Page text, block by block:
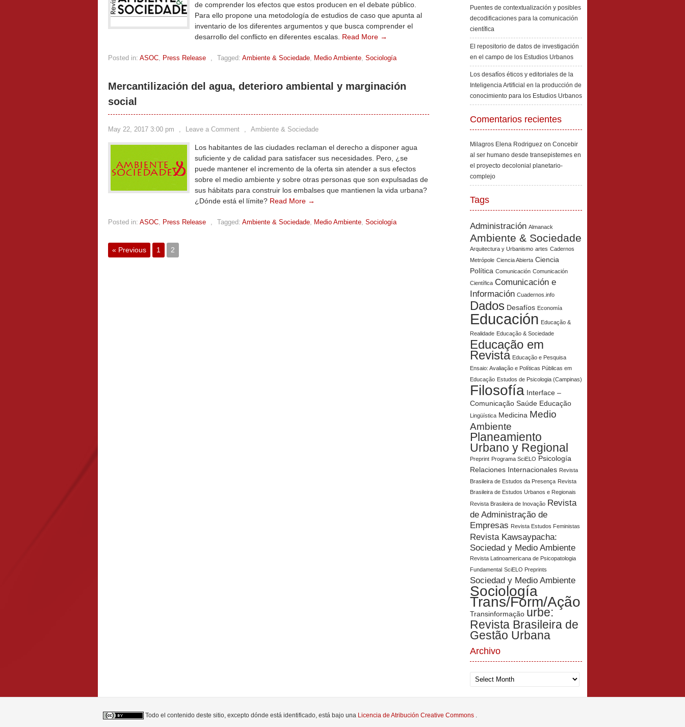
de comprender los efectos que estos producen en el debate público.
Para ello propone una metodología de estudios de caso que apunta al
inventario de los diferentes argumentos y que busca comprender el
desarrollo del conflicto en diferentes escalas. Read More →
Posted in: ASOC, Press Release , Tagged: Ambiente & Sociedade, Medio Ambiente, Sociología
Mercantilización del agua, deterioro ambiental y marginación
social
May 22, 2017 3:00 pm , Leave a Comment , Ambiente & Sociedade
Los habitantes de las ciudades reclaman el derecho a disponer agua
suficiente y de calidad para satisfacer sus necesidades. Pero, ¿se
puede mantener el incremento de la oferta sin atender a sus efectos
sobre el medio ambiente y sobre otras personas que son expulsadas de
sus hábitats para construir los embalses que mantienen la vida urbana?
¿Dónde está el límite? Read More →
Posted in: ASOC, Press Release , Tagged: Ambiente & Sociedade, Medio Ambiente, Sociología
« Previous 1 2
Puentes de contextualización y posibles
decodificaciones para la comunicación
científica
El repositorio de datos de investigación
en el campo de los Estudios Urbanos
Los desafíos éticos y editoriales de la
Inteligencia Artificial en la producción de
conocimiento para los Estudios Urbanos
Comentarios recientes
Milagros Elena Rodriguez on Concebir
al ser humano desde transepistemes en
el proyecto decolonial planetario-
complejo
Tags
Administración Almanack
Ambiente & Sociedade
Arquitectura y Urbanismo artes Cadernos
Metrópole Ciencia Abierta Ciencia
Política Comunicación Comunicación
Científica Comunicación e
Información Cuadernos.info
Dados Desafíos Economía
Educación Educação &
Realidade Educação & Sociedade
Educação em
Revista Educação e Pesquisa
Ensaio: Avaliação e Políticas Públicas em
Educação Estudos de Psicologia (Campinas)
Filosofía Interface –
Comunicação Saúde Educação
Lingüística Medicina Medio
Ambiente
Planeamiento
Urbano y Regional
Preprint Programa SciELO Psicología
Relaciones Internacionales Revista
Brasileira de Estudos da Presença Revista
Brasileira de Estudos Urbanos e Regionais
Revista Brasileira de Inovação Revista
de Administração de
Empresas Revista Estudos Feministas
Revista Kawsaypacha:
Sociedad y Medio Ambiente
Revista Latinoamericana de Psicopatologia
Fundamental SciELO Preprints
Sociedad y Medio Ambiente
Sociología
Trans/Form/Ação
Transinformação urbe:
Revista Brasileira de
Gestão Urbana
Archivo
Archivo
Todo el contenido deste sitio, excepto dónde está identificado, está bajo una Licencia de Atribución Creative Commons .